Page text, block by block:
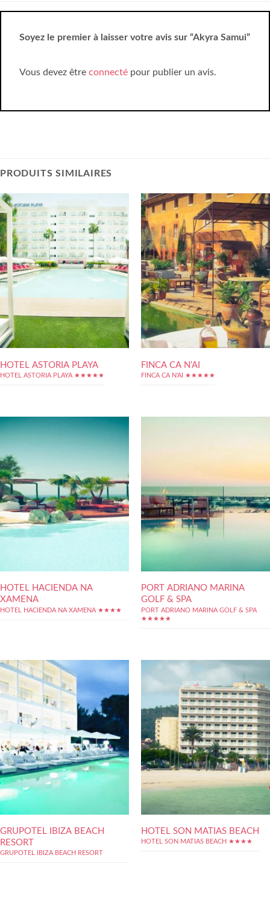
Soyez le premier à laisser votre avis sur “Akyra Samui”
Vous devez être connecté pour publier un avis.
PRODUITS SIMILAIRES
HOTEL ASTORIA PLAYA
HOTEL ASTORIA PLAYA ★★★★★
FINCA CA N’AI
FINCA CA N'AI ★★★★★
HOTEL HACIENDA NA
XAMENA
HOTEL HACIENDA NA XAMENA ★★★★
PORT ADRIANO MARINA
GOLF & SPA
PORT ADRIANO MARINA GOLF & SPA
★★★★★
GRUPOTEL IBIZA BEACH
RESORT
GRUPOTEL IBIZA BEACH RESORT
HOTEL SON MATIAS BEACH
HOTEL SON MATIAS BEACH ★★★★